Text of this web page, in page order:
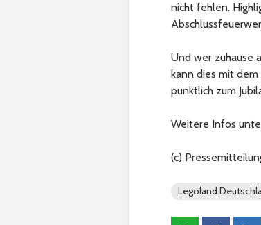
nicht fehlen.
Und wer zuhause
kann dies mit
pünktlich zum
Weitere Infos
(c)
Legoland